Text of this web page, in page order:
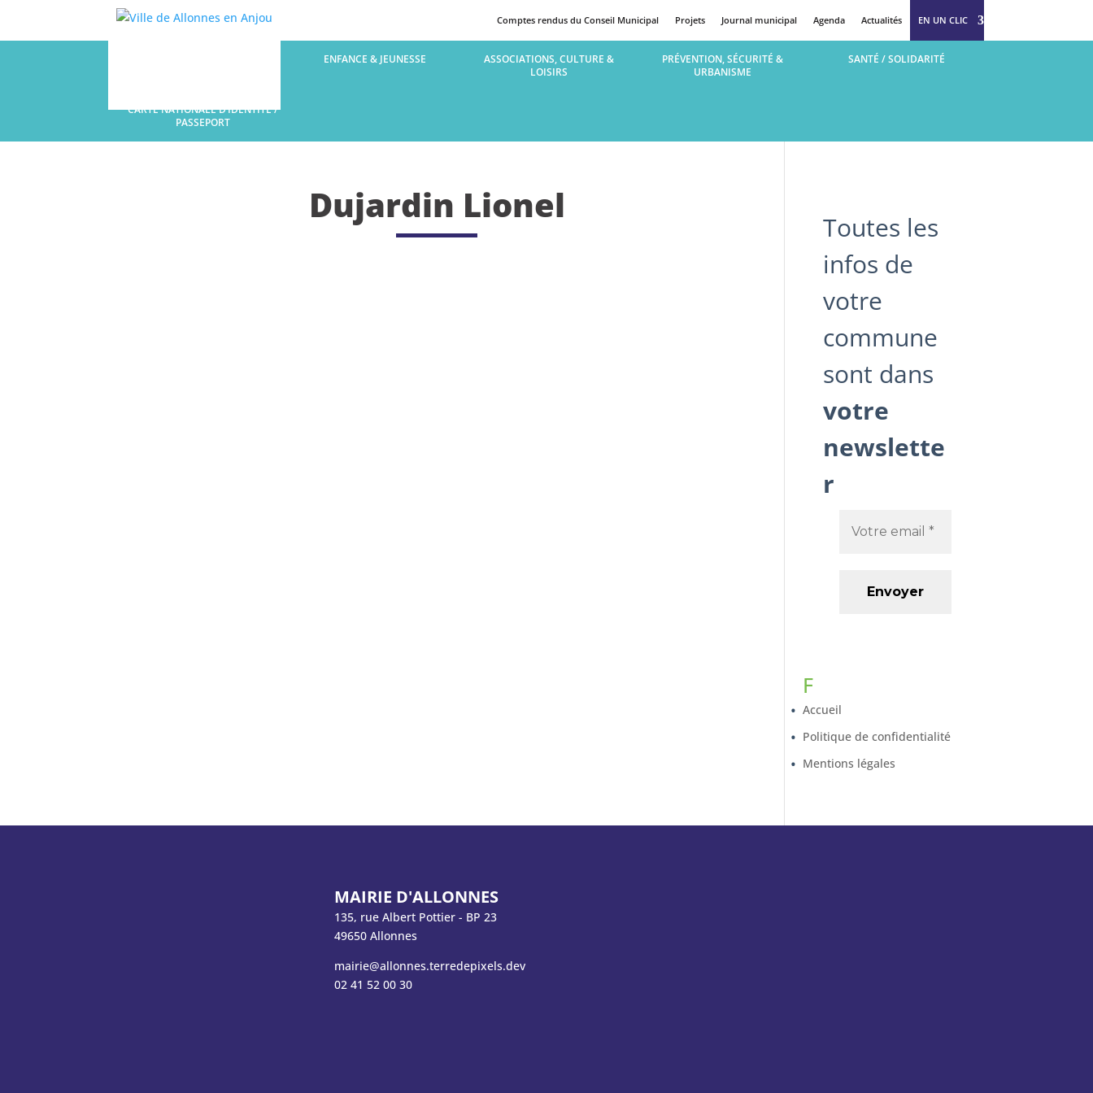
Comptes rendus du Conseil Municipal Projets Journal municipal Agenda Actualités EN UN CLIC
ENFANCE & JEUNESSE
ASSOCIATIONS, CULTURE &
LOISIRS
PRÉVENTION, SÉCURITÉ &
URBANISME
SANTÉ / SOLIDARITÉ
CARTE NATIONALE D’IDENTITÉ /
PASSEPORT
Dujardin Lionel
Toutes les
infos de
votre
commune
sont dans
votre
newslette
r
F
Accueil
Politique de confidentialité
Mentions légales
MAIRIE D'ALLONNES
135, rue Albert Pottier - BP 23
49650 Allonnes
mairie@allonnes.terredepixels.dev
02 41 52 00 30